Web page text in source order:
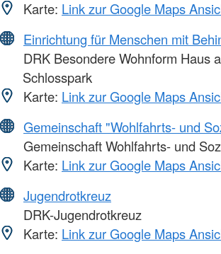
Karte: Link zur Google Maps
Einrichtung für Menschen mit
DRK Besondere Wohnform Haus
Schlosspark
Karte: Link zur Google Maps
Gemeinschaft "Wohlfahrts- und
Gemeinschaft Wohlfahrts- und
Karte: Link zur Google Maps
Jugendrotkreuz
DRK-Jugendrotkreuz
Karte: Link zur Google Maps